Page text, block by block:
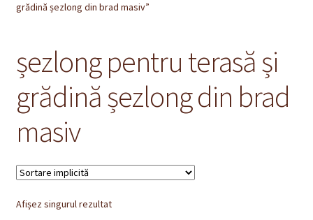
CONTACT
Cum cumpăr ?
grădină șezlong din brad masiv”
șezlong pentru terasă și
grădină șezlong din brad
masiv
Afișez singurul rezultat